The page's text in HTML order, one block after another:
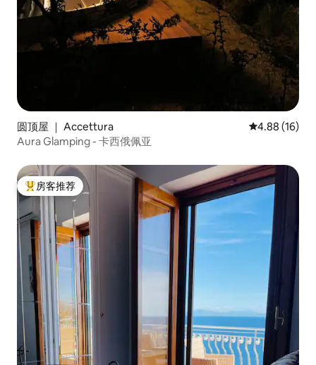
圆顶屋 ｜ Accettura 平均评分
4.88 (16)
Aura Glamping - 卡西俄佩亚
热门「房客推荐」
房客推荐